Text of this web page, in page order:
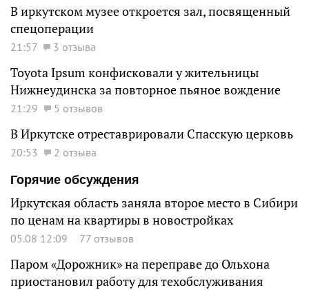
В иркутском музее откроется зал, посвященный
спецоперации
21:57 3 отзыва
Toyota Ipsum конфисковали у жительницы
Нижнеудинска за повторное пьяное вождение
21:29 5 отзывов
В Иркутске отреставрировали Спасскую церковь
20:53
2 отзыва
Горячие обсуждения
Иркутская область заняла второе место в Сибири
по ценам на квартиры в новостройках
05.08 12:09 77 отзывов
Паром «Дорожник» на переправе до Ольхона
приостановил работу для техобслуживания